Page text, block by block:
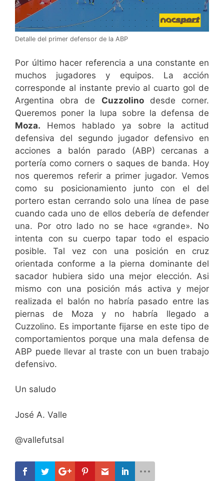
Detalle del primer defensor de la ABP
Por último hacer referencia a una constante en
muchos jugadores y equipos. La acción
corresponde al instante previo al cuarto gol de
Argentina obra de Cuzzolinodesde corner.
Queremos poner la lupa sobre la defensa de
Moza. Hemos hablado ya sobre la actitud
defensiva del segundo jugador defensivo en
acciones a balón parado (ABP) cercanas a
portería como corners o saques de banda. Hoy
nos queremos referir a primer jugador. Vemos
como su posicionamiento junto con el del
portero estan cerrando solo una línea de pase
cuando cada uno de ellos debería de defender
una. Por otro lado no se hace «grande». No
intenta con su cuerpo tapar todo el espacio
posible. Tal vez con una posición en cruz
orientada conforme a la pierna dominante del
sacador hubiera sido una mejor elección. Asi
mismo con una posición más activa y mejor
realizada el balón no habría pasado entre las
piernas de Moza y no habría llegado a
Cuzzolino. Es importante fijarse en este tipo de
comportamientos porque una mala defensa de
ABP puede llevar al traste con un buen trabajo
defensivo.
Un saludo
José A. Valle
@vallefutsal